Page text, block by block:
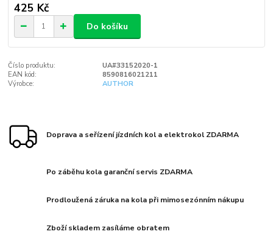
425 Kč
Do košíku
Číslo produktu:
UA#33152020-1
EAN kód:
8590816021211
Výrobce:
AUTHOR
Doprava a seřízení jízdních kol a elektrokol ZDARMA
Po záběhu kola garanční servis ZDARMA
Prodloužená záruka na kola při mimosezónním nákupu
Zboží skladem zasíláme obratem